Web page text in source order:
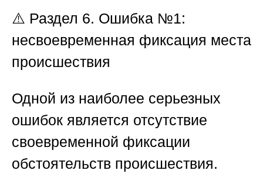
⚠️ Раздел 6. Ошибка №1:
несвоевременная фиксация места
происшествия
Одной из наиболее серьезных
ошибок является отсутствие
своевременной фиксации
обстоятельств происшествия.